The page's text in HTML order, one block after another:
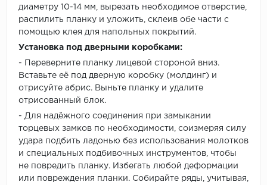
диаметру 10-14 мм, вырезать необходимое отверстие,
распилить планку и уложить, склеив обе части с
помощью клея для напольных покрытий.
Установка под дверными коробками:
- Переверните планку лицевой стороной вниз.
Вставьте её под дверную коробку (молдинг) и
отрисуйте абрис. Выньте планку и удалите
отрисованный блок.
- Для надёжного соединения при замыкании
торцевых замков по необходимости, соизмеряя силу
удара подбить ладонью без использования молотков
и специальных подбивочных инструментов, чтобы
не повредить планку. Избегать любой деформации
или повреждения планки. Собирайте ряды, учитывая,